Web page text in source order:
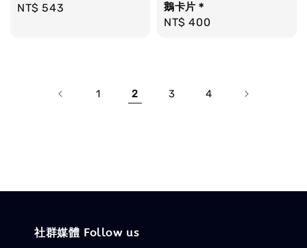
Regular
NT$ 543
鵝卡片＊
Regular
NT$ 400
1 2 3 4
社群媒體 Follow us